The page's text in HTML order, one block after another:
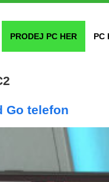
PRODEJ PC HER PC
Go telefon